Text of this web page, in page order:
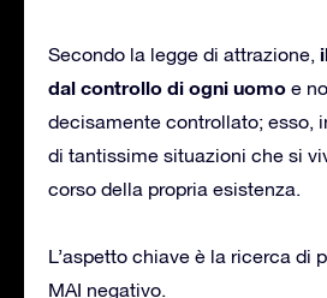
Secondo la legge di attrazione,
dal controllo di ogni uomo e
decisamente controllato; esso,
di tantissime situazioni che si
corso della propria esistenza.
L’aspetto chiave è la ricerca di
MAI negativo.